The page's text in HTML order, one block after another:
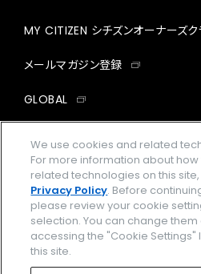
MY CITIZEN シチズンオーナーズク
メールマガジン登録
GLOBAL
企業情報 ご
プライバシーポリシー
We use cookies and related
For more information about
related technologies on this
Privacy Policy. Before
please review your cookie
selection. You can change
accessing the "Cookie Settings"
this site.